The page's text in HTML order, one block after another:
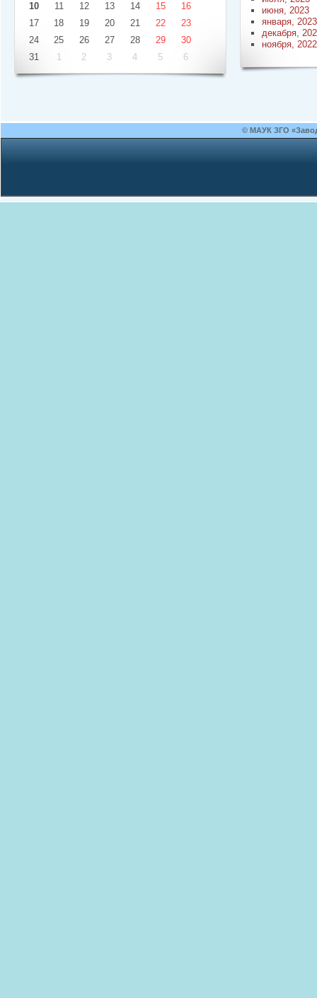
10 11 12 13 14 15
16
17
18 19 20 21 22
23
24
25 26 27 28 29
30
31
1 2 3 4 5 6
июня, 2023
января, 2023
декабря,
ноября, 2022
© МАУК ЗГО